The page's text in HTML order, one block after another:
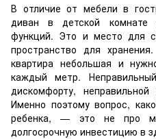
В отличие от мебели в
диван в детской комнате
функций. Это и место для
пространство для
квартира небольшая и
каждый метр.
дискомфорту,
Именно поэтому вопрос,
ребенка, — это не про
долгосрочную инвестицию в